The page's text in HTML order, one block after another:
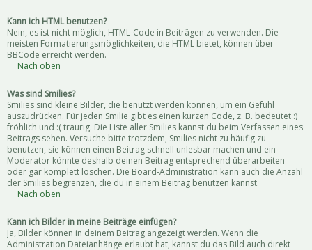
Kann ich HTML benutzen?
Nein, es ist nicht möglich, HTML-Code in Beiträgen zu verwenden. Die
meisten Formatierungsmöglichkeiten, die HTML bietet, können über
BBCode erreicht werden.
Nach oben
Was sind Smilies?
Smilies sind kleine Bilder, die benutzt werden können, um ein Gefühl
auszudrücken. Für jeden Smilie gibt es einen kurzen Code, z. B. bedeutet :)
fröhlich und :( traurig. Die Liste aller Smilies kannst du beim Verfassen eines
Beitrags sehen. Versuche bitte trotzdem, Smilies nicht zu häufig zu
benutzen, sie können einen Beitrag schnell unlesbar machen und ein
Moderator könnte deshalb deinen Beitrag entsprechend überarbeiten
oder gar komplett löschen. Die Board-Administration kann auch die Anzahl
der Smilies begrenzen, die du in einem Beitrag benutzen kannst.
Nach oben
Kann ich Bilder in meine Beiträge einfügen?
Ja, Bilder können in deinem Beitrag angezeigt werden. Wenn die
Administration Dateianhänge erlaubt hat, kannst du das Bild auch direkt